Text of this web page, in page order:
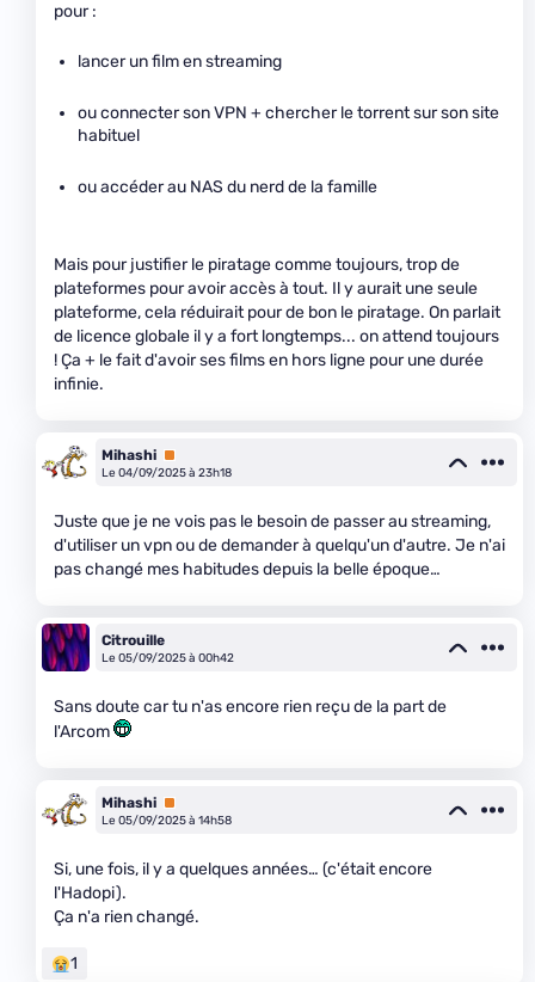
pour :
lancer un film en streaming
ou connecter son VPN + chercher le torrent sur son site
habituel
ou accéder au NAS du nerd de la famille
Mais pour justifier le piratage comme toujours, trop de
plateformes pour avoir accès à tout. Il y aurait une seule
plateforme, cela réduirait pour de bon le piratage. On parlait
de licence globale il y a fort longtemps... on attend toujours
! Ça + le fait d'avoir ses films en hors ligne pour une durée
infinie.
Mihashi Premium
Le 04/09/2025 à 23h18
Juste que je ne vois pas le besoin de passer au streaming,
d'utiliser un vpn ou de demander à quelqu'un d'autre. Je n'ai
pas changé mes habitudes depuis la belle époque…
Citrouille
Le 05/09/2025 à 00h42
Sans doute car tu n'as encore rien reçu de la part de
l'Arcom
Mihashi Premium
Le 05/09/2025 à 14h58
Si, une fois, il y a quelques années… (c'était encore
l'Hadopi).
Ça n'a rien changé.
1